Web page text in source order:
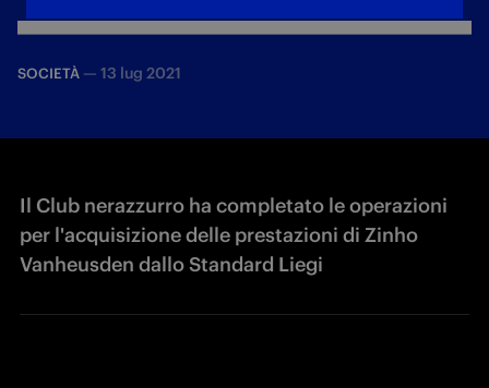
SOCIETÀ — 13 lug 2021
Il Club nerazzurro ha completato le operazioni
per l'acquisizione delle prestazioni di Zinho
Vanheusden dallo Standard Liegi